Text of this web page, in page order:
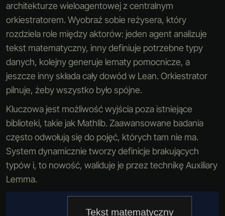
architekturze wieloagentowej z centralnym
orkiestratorem. Wyobraź sobie reżysera, który
rozdziela role między aktorów: jeden agent analizuje
tekst matematyczny, inny definiuje potrzebne typy
danych, kolejny generuje lematy pomocnicze, a
jeszcze inny składa cały dowód w Lean. Orkiestrator
pilnuje, żeby wszystko było spójne.
Kluczowa jest możliwość wyjścia poza istniejące
biblioteki, takie jak Mathlib. Zaawansowane badania
często odwołują się do pojęć, których tam nie ma.
System dynamicznie tworzy definicje brakujących
typów i, to nowość, waliduje je przez technikę Auxiliary
Lemma.